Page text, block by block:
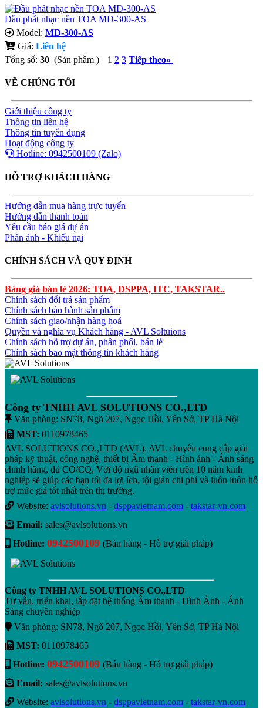
Đầu phát nhạc nền TOA MD-300-AS
Model: MD-300-AS
Giá: Liên hệ
Tổng số: 30 (Sản phầm ) 1 2 3 Tiếp theo»
VỀ CHÚNG TÔI
Giới thiệu công ty
Thông tin liên hệ
Thông tin tuyển dụng
Hoạt động công ty
Hotline: 0942500109 (Zalo)
HỖ TRỢ KHÁCH HÀNG
Hướng dẫn mua hàng trực tuyến
Hướng dẫn thanh toán
Yêu cầu báo giá dự án
Phán ánh - Khiếu nại
CHÍNH SÁCH VÀ QUY ĐỊNH
Bảng giá bán lẻ 2026: TOA, DSPPA, ITC, TAKSTAR..
Chính sách đổi trả sản phẩm
Chính sách bảo hành sản phẩm
Chính sách giao/nhận hàng hoá
Quyền và nghĩa vụ Khách hàng - AVL Soltuions
Chính sách hỗ trợ dự án, phân phối, bán lẻ
Chính sách bảo mật thông tin khách hàng
Công ty TNHH AVL SOLUTIONS CO.,LTD
Văn phòng: SN78, Ngõ 207, Ngọc Hồi, Yên Sở, TP Hà Nội
MST: 0110978465
AVL SOLUTIONS CO.,LTD (AVL). AVL chuyên cung cấp giải
pháp kỹ thuật, công nghệ, thiết bị Âm thanh - Hình ảnh - Ánh sáng
chính hãng, đủ CO/CQ, Với độ ngũ nhân viên trên 10 năm kinh
nghiệp sẽ giúp các bạn tối đa lợi ích, tội giản chi phí và luôn luôn hỗ
trợ mức giá tốt nhất trên thị trường.
Website: avlsolutions.vn - dsppavietnam.com - takstar-vn.com
Email: sales@avlsolutions.vn
Hotline: 0942500109 (Bán hàng - Hỗ trợ giải pháp)
Công ty TNHH AVL SOLUTIONS CO.,LTD
Tư vẫn, triển khai, lắp đặt hệ thống Âm thanh - Hình Ảnh - Ánh
Sáng chuyên nghiệp
Văn phòng: SN78, Ngõ 207, Ngọc Hồi, Yên Sở, TP Hà Nội
MST: 0110978465
Hotline: 0942500109 (Bán hàng - Hỗ trợ giải pháp)
Email: sales@avlsolutions.vn
Website: avlsolutions.vn - dsppavietnam.com - takstar-vn.com